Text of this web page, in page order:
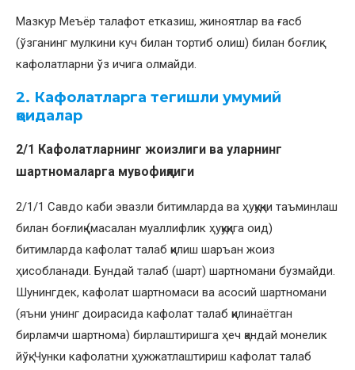
Мазкур Меъёр талафот етказиш, жиноятлар ва ғасб
(ўзганинг мулкини куч билан тортиб олиш) билан боғлиқ
кафолатларни ўз ичига олмайди.
2. Кафолатларга тегишли умумий
қоидалар
2/1 Кафолатларнинг жоизлиги ва уларнинг
шартномаларга мувофиқлиги
2/1/1 Савдо каби эвазли битимларда ва ҳуқуқни таъминлаш
билан боғлиқ (масалан муаллифлик ҳуқуқига оид)
битимларда кафолат талаб қилиш шаръан жоиз
ҳисобланади. Бундай талаб (шарт) шартномани бузмайди.
Шунингдек, кафолат шартномаси ва асосий шартномани
(яъни унинг доирасида кафолат талаб қилинаётган
бирламчи шартнома) бирлаштиришга ҳеч қандай монелик
йўқ. Чунки кафолатни ҳужжатлаштириш кафолат талаб